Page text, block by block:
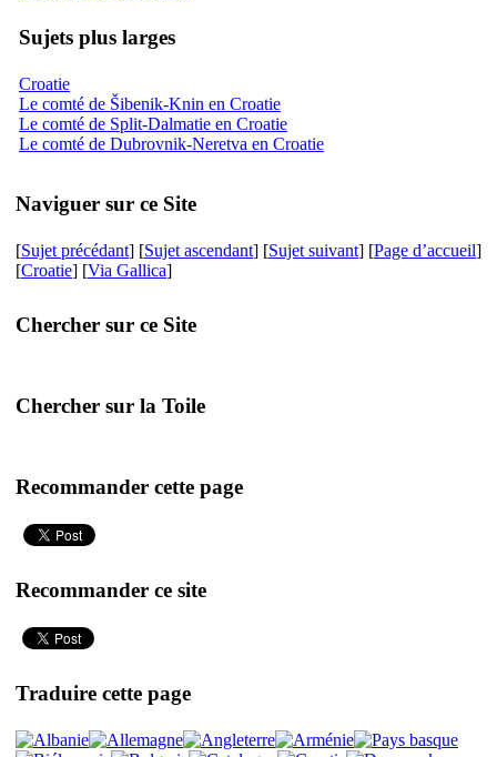
Sujets plus larges
Croatie
Le comté de Šibenik-Knin en Croatie
Le comté de Split-Dalmatie en Croatie
Le comté de Dubrovnik-Neretva en Croatie
Naviguer sur ce Site
[Sujet précédant] [Sujet ascendant] [Sujet suivant] [Page d’accueil]
[Croatie] [Via Gallica]
Chercher sur ce Site
Chercher sur la Toile
Recommander cette page
Recommander ce site
Traduire cette page